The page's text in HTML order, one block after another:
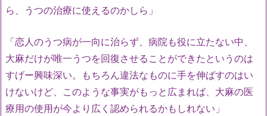
ら、うつの治療に使えるのかしら」
「恋人のうつ病が一向に治らず、病院も役に立たない中、
大麻だけが唯一うつを回復させることができたというのは
すげー興味深い。もちろん違法なものに手を伸ばすのはい
けないけど、このような事実がもっと広まれば、大麻の医
療用の使用が今より広く認められるかもしれない」